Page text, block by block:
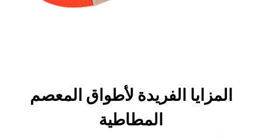
المزايا الفريدة لأطواق المعصم
المطاطية